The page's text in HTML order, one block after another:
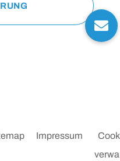
Impressum